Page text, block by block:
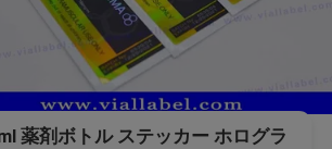
薬剤ボトル ステッカー ホログラ